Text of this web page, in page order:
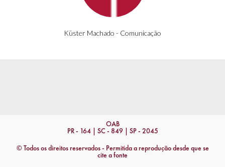
Küster Machado - Comunicação
OAB
PR - 164 | SC - 849 | SP - 2045
© Todos os direitos reservados - Permitida a reprodução desde que se
cite a fonte